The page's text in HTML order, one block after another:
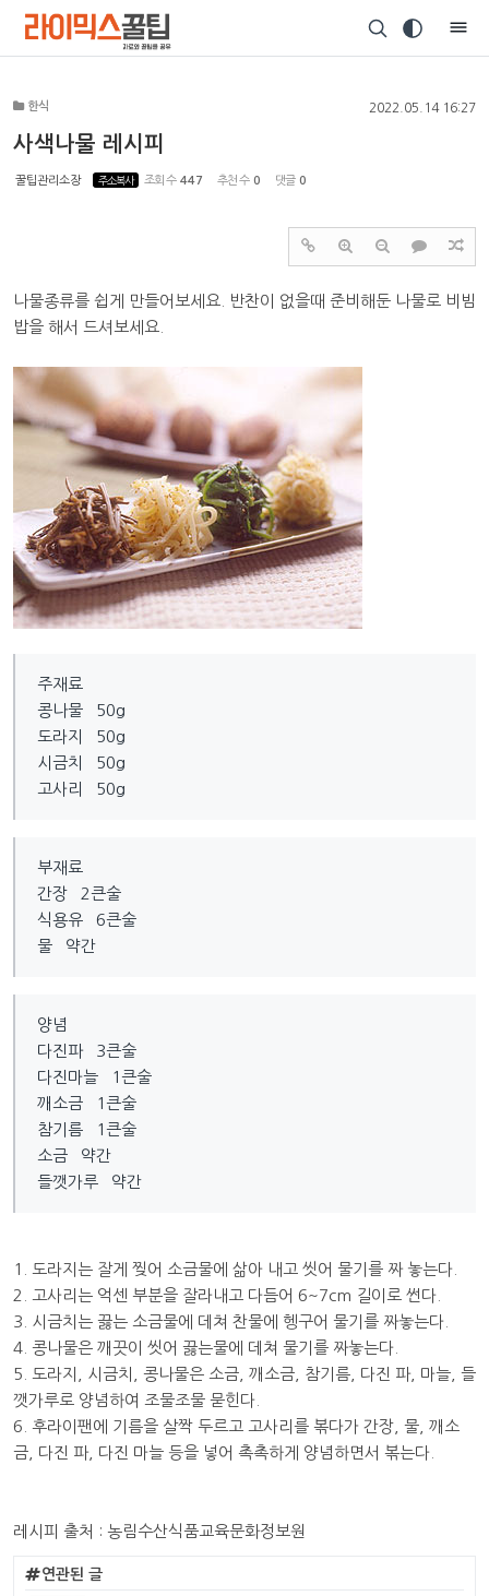
한식 2022.05.14 16:27
사색나물 레시피
꿀팁관리소장 주소복사 조회 수 447 추천 수 0 댓글 0
나물종류를 쉽게 만들어보세요. 반찬이 없을때 준비해둔 나물로 비빔
밥을 해서 드셔보세요.
주재료
콩나물 50g
도라지 50g
시금치 50g
고사리 50g
부재료
간장 2큰술
식용유 6큰술
물 약간
양념
다진파 3큰술
다진마늘 1큰술
깨소금 1큰술
참기름 1큰술
소금 약간
들깻가루 약간
1. 도라지는 잘게 찢어 소금물에 삶아 내고 씻어 물기를 짜 놓는다.
2. 고사리는 억센 부분을 잘라내고 다듬어 6~7cm 길이로 썬다.
3. 시금치는 끓는 소금물에 데쳐 찬물에 헹구어 물기를 짜놓는다.
4. 콩나물은 깨끗이 씻어 끓는물에 데쳐 물기를 짜놓는다.
5. 도라지, 시금치, 콩나물은 소금, 깨소금, 참기름, 다진 파, 마늘, 들
깻가루로 양념하여 조물조물 묻힌다.
6. 후라이팬에 기름을 살짝 두르고 고사리를 볶다가 간장, 물, 깨소
금, 다진 파, 다진 마늘 등을 넣어 촉촉하게 양념하면서 볶는다.
레시피 출처 : 농림수산식품교육문화정보원
연관된 글
Sketchbook5, 스케치북5
Sketchbook5, 스케치북5